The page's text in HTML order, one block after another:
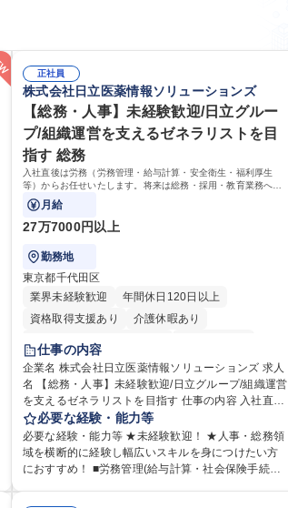
正社員
株式会社日立医薬情報ソリューションズ
【総務・人事】未経験歓迎/日立グルー
プ/組織運営を支えるゼネラリストを目
指す 総務
入社直後は労務（労務管理・給与計算・安全衛生・福利厚生
等）からお任せいたします。将来は総務・採用・教育業務へ守
備範囲を広げ、組織運営を支えるゼネラリストをめざせます。
月給
27万7000円以上
勤務地
東京都千代田区
業界未経験歓迎
年間休日120日以上
資格取得支援あり
介護休暇あり
月平均残業時間20時間以内
住宅手当あり
時短勤務あり
退職金あり
在宅OK
賞与あり 育休あり
完全週休2日制
交通費支給
土日祝休み 寮・社宅あり
仕事の内容
企業名 株式会社日立医薬情報ソリューションズ 求人
名 【総務・人事】未経験歓迎/日立グループ/組織運営
を支えるゼネラリストを目指す 仕事の内容 入社直後
は労務（労務管理・給与計算・安全衛生・福利厚生
等）からお任せいたします。将来は総務・採用・教
育業務へ守備範囲を広げ、組織運営を支えるゼネラ
リストをめざせます。 ・初期業務：労働時間管理、
必要な経験・能力等
必要な経験・能力等 ★未経験歓迎！ ★人事・総務領
域を横断的に経験し幅広いスキルを身につけたい方
におすすめ！ ■労務管理(給与計算・社会保険手続